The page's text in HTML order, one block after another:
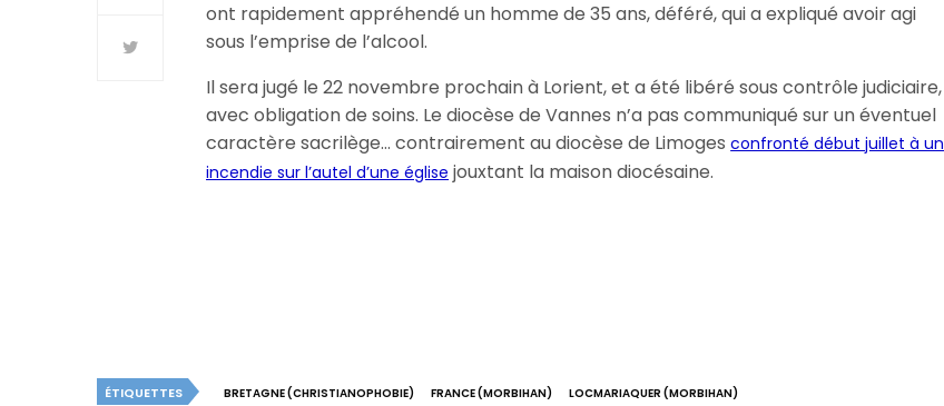
ont rapidement appréhendé un homme de 35 ans, déféré, qui a expliqué avoir agi
sous l’emprise de l’alcool.
Il sera jugé le 22 novembre prochain à Lorient, et a été libéré sous contrôle judiciaire,
avec obligation de soins. Le diocèse de Vannes n’a pas communiqué sur un éventuel
caractère sacrilège… contrairement au diocèse de Limogesconfronté début juillet à un
incendie sur l’autel d’une église jouxtant la maison diocésaine.
ÉTIQUETTES BRETAGNE (CHRISTIANOPHOBIE) FRANCE (MORBIHAN)
LOCMARIAQUER (MORBIHAN)